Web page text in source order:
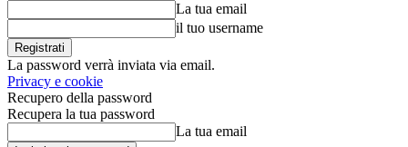
La tua email
il tuo username
La password verrà inviata via email.
Privacy e cookie
Recupero della password
Recupera la tua password
La tua email